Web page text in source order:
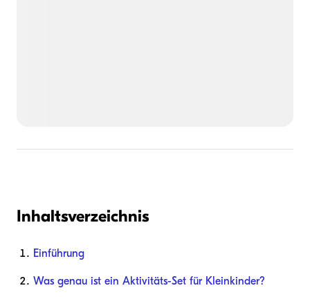
Inhaltsverzeichnis
Einführung
Was genau ist ein Aktivitäts-Set für Kleinkinder?